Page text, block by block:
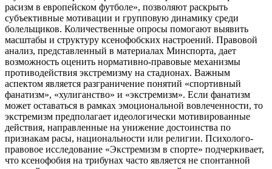
расизм в европейском футболе», позволяют раскрыть
субъективные мотивации и групповую динамику среди
болельщиков. Количественные опросы помогают выявить
масштабы и структуру ксенофобских настроений. Правовой
анализ, представленный в материалах Минспорта, дает
возможность оценить нормативно-правовые механизмы
противодействия экстремизму на стадионах. Важным
аспектом является разграничение понятий «спортивный
фанатизм», «хулиганство» и «экстремизм». Если фанатизм
может оставаться в рамках эмоциональной вовлеченности, то
экстремизм предполагает идеологически мотивированные
действия, направленные на унижение достоинства по
признакам расы, национальности или религии. Психолого-
правовое исследование «Экстремизм в спорте» подчеркивает,
что ксенофобия на трибунах часто является не спонтанной